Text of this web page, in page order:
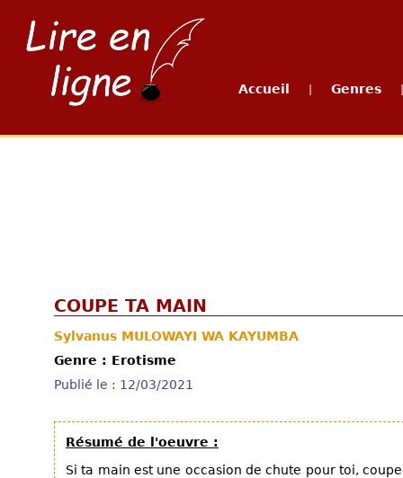
Accueil Genres
COUPE TA MAIN
Sylvanus MULOWAYI WA KAYUMBA
Genre : Erotisme
Publié le : 12/03/2021
Résumé de l'oeuvre :
Si ta main est une occasion de chute pour toi,